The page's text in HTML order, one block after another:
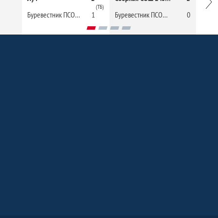
(ТБ)
Буревестник ПСОШ№2 1
Буревестник ПСОШ№2
0